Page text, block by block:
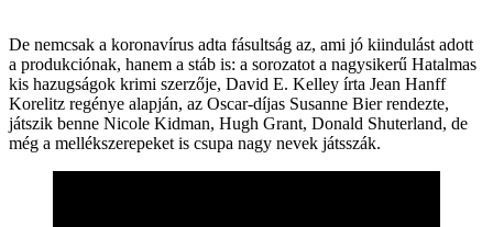
De nemcsak a koronavírus adta fásultság az, ami jó kiindulást adott
a produkciónak, hanem a stáb is: a sorozatot a nagysikerű Hatalmas
kis hazugságok krimi szerzője, David E. Kelley írta Jean Hanff
Korelitz regénye alapján, az Oscar-díjas Susanne Bier rendezte,
játszik benne Nicole Kidman, Hugh Grant, Donald Shuterland, de
még a mellékszerepeket is csupa nagy nevek játsszák.